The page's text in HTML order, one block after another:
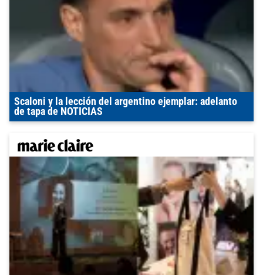
Scaloni y la lección del argentino ejemplar: adelanto
de tapa de NOTICIAS